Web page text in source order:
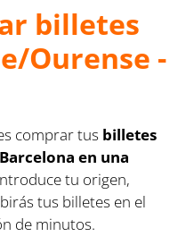
billetes
Ourense -
comprar tus billetes
en una
tu origen,
tus billetes en el
de minutos.